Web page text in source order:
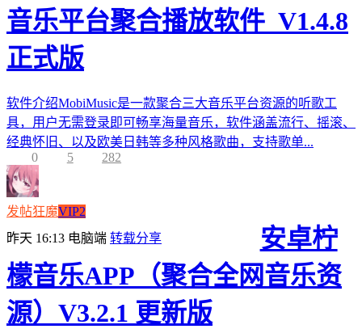
音乐平台聚合播放软件_V1.4.8
正式版
软件介绍MobiMusic是一款聚合三大音乐平台资源的听歌工
具，用户无需登录即可畅享海量音乐，软件涵盖流行、摇滚、
经典怀旧、以及欧美日韩等多种风格歌曲，支持歌单...
0
5 282
发帖狂魔VIP2
昨天 16:13 电脑端 转载分享
安卓柠
檬音乐APP（聚合全网音乐资
源）V3.2.1 更新版